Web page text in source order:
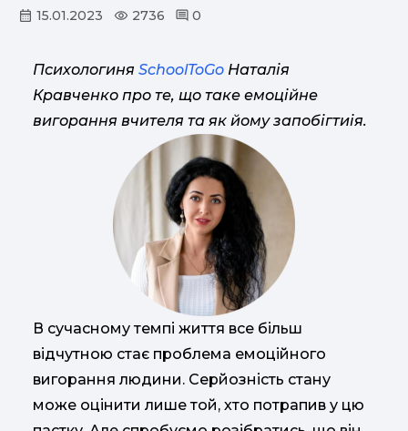
15.01.2023 2736 0
Психологиня SchoolToGo Наталія
Кравченко про те, що таке емоційне
вигорання вчителя та як йому запобігтиія.
В сучасному темпі життя все більш
відчутною стає проблема емоційного
вигорання людини. Серйозність стану
може оцінити лише той, хто потрапив у цю